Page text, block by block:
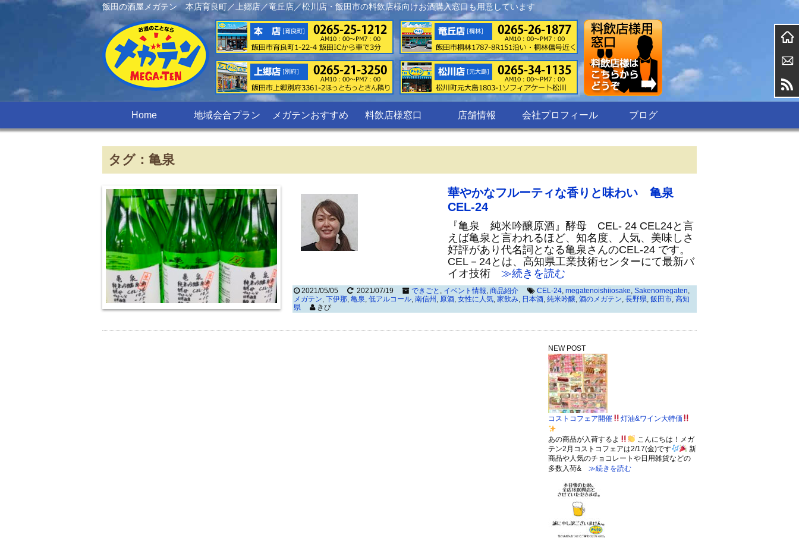
飯田の酒屋メガテン 本店育良町／上郷店／竜丘店／松川店・飯田市の料飲店様向けお酒購入窓口も用意しています
Home 地域会合プラン メガテンおすすめ 料飲店様窓口 店舗情報 会社プロフィール ブログ
タグ：亀泉
華やかなフルーティな香りと味わい 亀泉
CEL-24
『亀泉 純米吟醸原酒』酵母 CEL- 24 CEL24と言
えば亀泉と言われるほど、知名度、人気、美味しさ
好評があり代名詞となる亀泉さんのCEL-24 です。
CEL－24とは、高知県工業技術センターにて最新バ
イオ技術≫続きを読む
2021/05/05 2021/07/19 できごと , イベント情報, 商品紹介 CEL-24, megatenoishiiosake, Sakenomegaten,
メガテン, 下伊那, 亀泉, 低アルコール, 南信州 , 原酒, 女性に人気, 家飲み, 日本酒, 純米吟醸, 酒のメガテン, 長野県, 飯田市, 高知
県
きび
NEW POST
コストコフェア開催 灯油&ワイン大特価
あの商品が入荷するよ
こんにちは！メガ
テン2月コストコフェアは2/17(金)です
新
商品や人気のチョコレートや日用雑貨などの
多数入荷& ≫続きを読む